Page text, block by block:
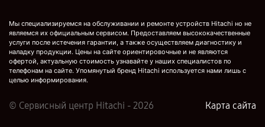
Мы специализируемся на обслуживании и ремонте устройств Hitachi но не
являемся их официальным сервисом. Предоставляем высококачественные
услуги после истечения гарантии, а также осуществляем диагностику и
наладку продукции. Цены на сайте ориентировочные и не являются
офертой, актуальную стоимость узнавайте у наших специалистов по
телефонам на сайте. Упомянутый бренд Hitachi используется нами лишь с
целью информирования.
© Сервисный центр Hitachi - 2026 Карта сайта